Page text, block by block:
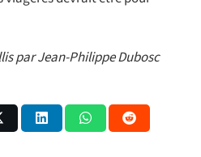
par Jean-Philippe Dubosc